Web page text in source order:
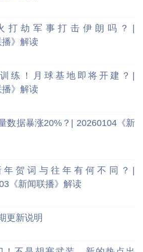
打劫军事打击伊朗吗？|
》解读
练！月球基地即将开建？|
》解读
数据暴涨20%？| 20260104《新
贺词与往年有何不同？|
《新闻联播》解读
更新说明